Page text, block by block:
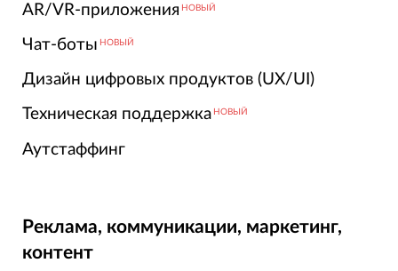
AR/VR-приложения НОВЫЙ
Чат-боты НОВЫЙ
Дизайн цифровых продуктов (UX/UI)
Техническая поддержка НОВЫЙ
Аутстаффинг
Реклама, коммуникации, маркетинг,
контент